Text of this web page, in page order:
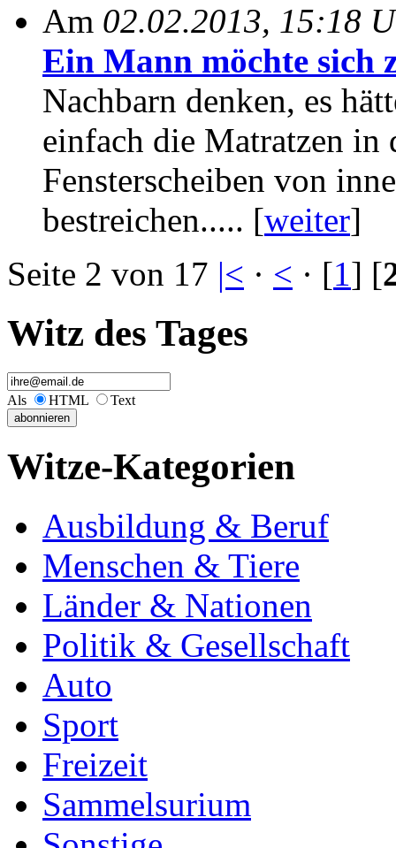
Am 02.02.2013, 15:18
Ein Mann möchte sich
Nachbarn denken, es
einfach die Matratzen in
Fensterscheiben von
bestreichen..... [weiter]
Seite 2 von 17 |< · < · [1] [
Witz des Tages
Als HTML Text
Witze-Kategorien
Ausbildung & Beruf
Menschen & Tiere
Länder & Nationen
Politik & Gesellschaft
Auto
Sport
Freizeit
Sammelsurium